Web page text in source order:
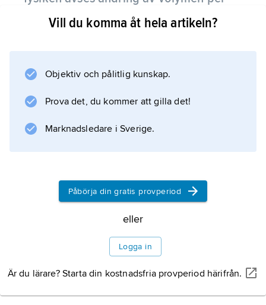
volym,relativ volymändring
, hos en
kropp genom inverkan av t.ex. yttre
Vill du komma åt hela artikeln?
Objektiv och pålitlig kunskap.
Prova det, du kommer att gilla det!
Marknadsledare i Sverige.
Påbörja din gratis provperiod
eller
Logga in
Är du lärare? Starta din kostnadsfria provperiod härifrån.